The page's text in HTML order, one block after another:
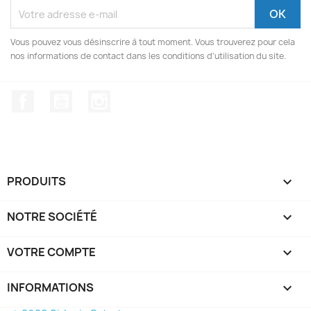
Vous pouvez vous désinscrire à tout moment. Vous trouverez pour cela
nos informations de contact dans les conditions d'utilisation du site.
PRODUITS 
NOTRE SOCIÉTÉ 
VOTRE COMPTE 
INFORMATIONS keyboard_arrow_down